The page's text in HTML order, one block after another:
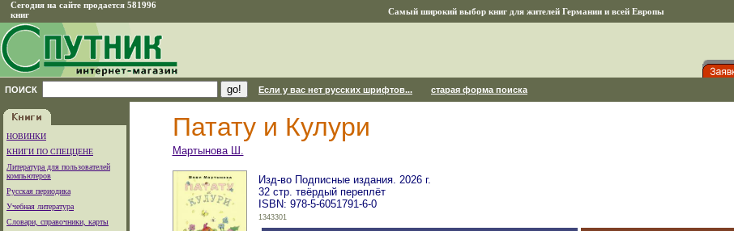
Сегодня на сайте продается 581996
книг
Самый широкий выбор книг для жителей Германии и всей Европы
ПОИСК Если у вас нет русских шрифтов... старая форма поиска
НОВИНКИ
КНИГИ ПО СПЕЦЦЕНЕ
Литература для пользователей
компьютеров
Русская периодика
Учебная литература
Словари, справочники, карты
Патату и Кулури
Мартынова Ш.
Изд-во Подписные издания. 2026 г.
32 стр. твёрдый переплёт
ISBN: 978-5-6051791-6-0
1343301